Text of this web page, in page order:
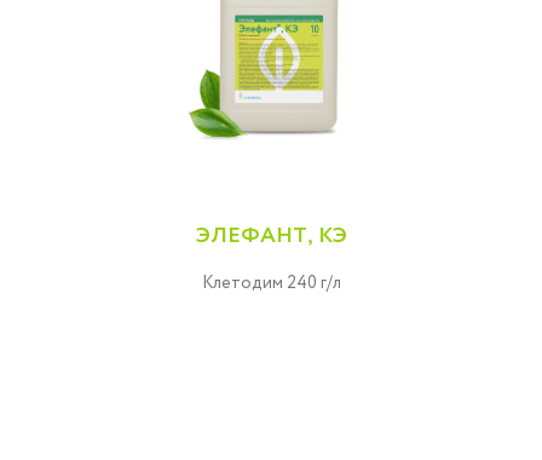
ЭЛЕФАНТ, КЭ
Клетодим 240 г/л